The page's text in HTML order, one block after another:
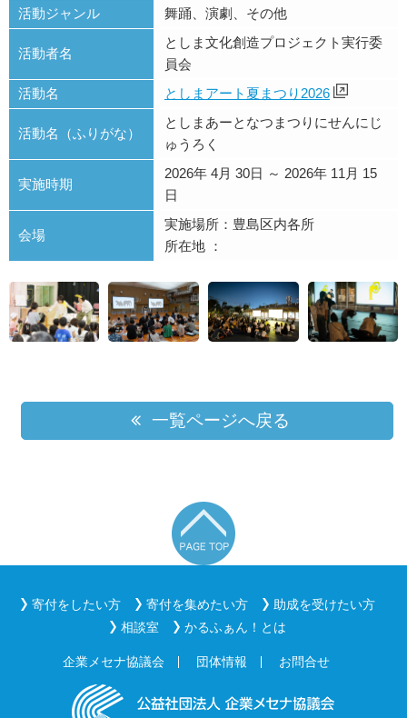
活動ジャンル
舞踊、演劇、その他
活動者名
としま文化創造プロジェクト実行委
員会
活動名
としまアート夏まつり2026
活動名（ふりがな）
としまあーとなつまつりにせんにじ
ゅうろく
実施時期
2026年 4月 30日 ～ 2026年 11月 15
日
会場
実施場所：豊島区内各所
所在地 ：
一覧ページへ戻る
寄付をしたい方 寄付を集めたい方
助成を受けたい方
相談室
かるふぁん！とは
企業メセナ協議会 団体情報 お問合せ